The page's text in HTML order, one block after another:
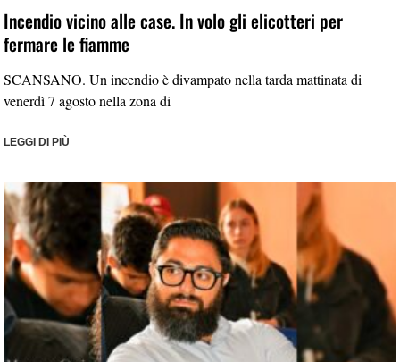
Incendio vicino alle case. In volo gli elicotteri per
fermare le fiamme
SCANSANO. Un incendio è divampato nella tarda mattinata di
venerdì 7 agosto nella zona di
LEGGI DI PIÙ